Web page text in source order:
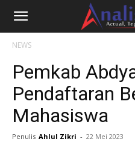
NEWS
Pemkab
Pendaftaran
Mahasiswa
Penulis Ahlul Zikri - 22 Mei 2023